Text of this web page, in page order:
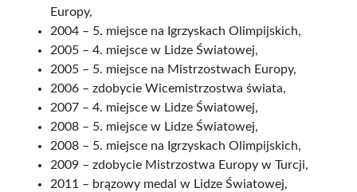
Europy,
2004 – 5. miejsce na Igrzyskach Olimpijskich,
2005 – 4. miejsce w Lidze Światowej,
2005 – 5. miejsce na Mistrzostwach Europy,
2006 – zdobycie Wicemistrzostwa świata,
2007 – 4. miejsce w Lidze Światowej,
2008 – 5. miejsce w Lidze Światowej,
2008 – 5. miejsce na Igrzyskach Olimpijskich,
2009 – zdobycie Mistrzostwa Europy w Turcji,
2011 – brązowy medal w Lidze Światowej,